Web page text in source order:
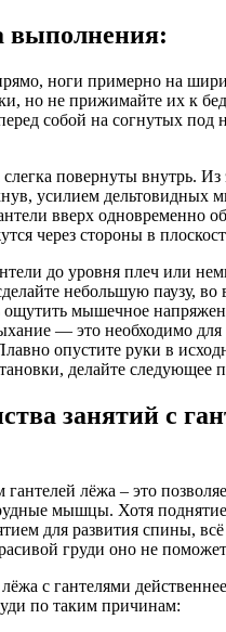
выполнения:
ноги примерно на
но не прижимайте их к
собой на согнутых под
повернуты внутрь. Из
усилием дельтовидных
вверх одновременно
через стороны в
до уровня плеч или
небольшую паузу, во
ощутить мышечное
— это необходимо
опустите руки в
делайте следующее
занятий с
лёжа – это
мышцы. Хотя
для развития спины,
груди оно не
с гантелями
по таким причинам: